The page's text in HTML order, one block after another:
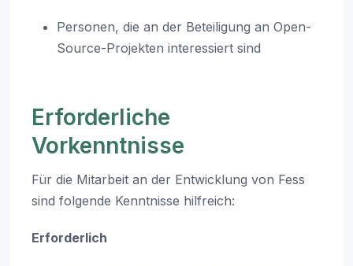
Personen, die an der Beteiligung an Open-
Source-Projekten interessiert sind
Erforderliche
Vorkenntnisse
Für die Mitarbeit an der Entwicklung von Fess
sind folgende Kenntnisse hilfreich:
Erforderlich